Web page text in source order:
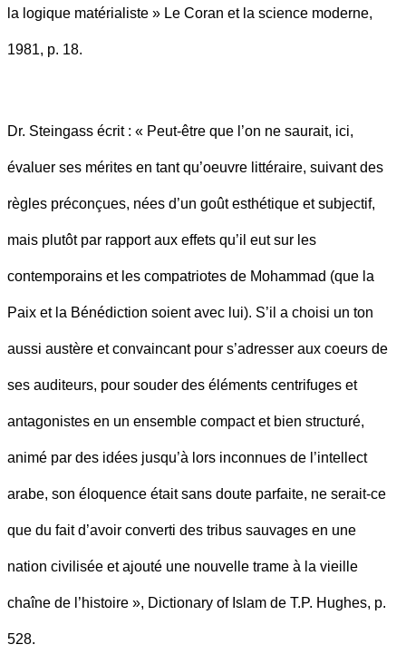
la logique matérialiste » Le Coran et la science moderne,
1981, p. 18.
Dr. Steingass écrit : « Peut-être que l’on ne saurait, ici,
évaluer ses mérites en tant qu’oeuvre littéraire, suivant des
règles préconçues, nées d’un goût esthétique et subjectif,
mais plutôt par rapport aux effets qu’il eut sur les
contemporains et les compatriotes de Mohammad (que la
Paix et la Bénédiction soient avec lui). S’il a choisi un ton
aussi austère et convaincant pour s’adresser aux coeurs de
ses auditeurs, pour souder des éléments centrifuges et
antagonistes en un ensemble compact et bien structuré,
animé par des idées jusqu’à lors inconnues de l’intellect
arabe, son éloquence était sans doute parfaite, ne serait-ce
que du fait d’avoir converti des tribus sauvages en une
nation civilisée et ajouté une nouvelle trame à la vieille
chaîne de l’histoire », Dictionary of Islam de T.P. Hughes, p.
528.